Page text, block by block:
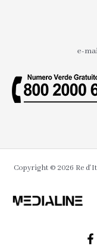
e-
Copyright © 2026 Re